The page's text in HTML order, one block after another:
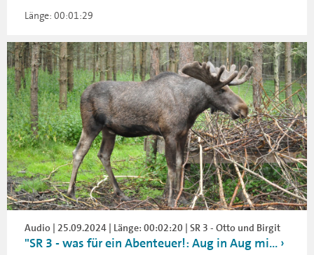
Länge: 00:01:29
Audio | 25.09.2024 | Länge: 00:02:20 | SR 3 - Otto und Birgit
"SR 3 - was für ein Abenteuer!: Aug in Aug mi...